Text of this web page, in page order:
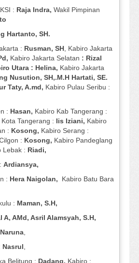
: Raja Indra, Wakil Pimpinan
Hartanto, SH.
: Rusman, SH, Kabiro Jakarta
Kabiro Jakarta Selatan : Rizal
Utara : Helina, Kabiro Jakarta
Nusution, SH,.M.H Hartati, SE.
Taty, A.md, Kabiro Pulau Seribu :
: Hasan, Kabiro Kab Tangerang :
Tangerang : Iis Iziani, Kabiro
: Kosong, Kabiro Serang :
: Kosong, Kabiro Pandeglang
Lebak : Riadi,
Ardiansya,
: Hera Naigolan, Kabiro Batu Bara
: Maman, S.H,
A, AMd, Asril Alamsyah, S.H,
Naruna,
Nasrul,
Belitung : Dadang, Kabiro :